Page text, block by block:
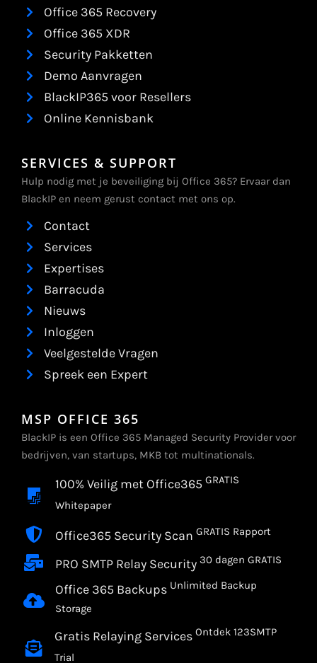
Office 365 Recovery
Office 365 XDR
Security Pakketten
Demo Aanvragen
BlackIP365 voor Resellers
Online Kennisbank
SERVICES & SUPPORT
Hulp nodig met je beveiliging bij Office 365? Ervaar dan
BlackIP en neem gerust contact met ons op.
Contact
Services
Expertises
Barracuda
Nieuws
Inloggen
Veelgestelde Vragen
Spreek een Expert
MSP OFFICE 365
BlackIP is een Office 365 Managed Security Provider voor
bedrijven, van startups, MKB tot multinationals.
100% Veilig met Office365 GRATIS
Whitepaper
Office365 Security Scan GRATIS Rapport
PRO SMTP Relay Security 30 dagen GRATIS
Office 365 Backups Unlimited Backup
Storage
Gratis Relaying ServicesOntdek 123SMTP
Trial